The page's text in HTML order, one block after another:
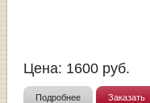
Цена: 1600 руб.
Подробнее Заказать